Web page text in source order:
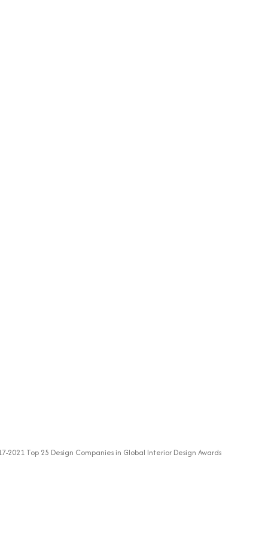
2021 Top 25 Design Companies in Global Interior Design Awards